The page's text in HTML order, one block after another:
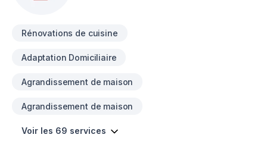
expérience ainsi que de nos rabais entrepreneur auprès des
rapide et sans engagement!
Rénovations de cuisine
Adaptation Domiciliaire
Agrandissement de maison
Agrandissement de maison
Voir les 69 services